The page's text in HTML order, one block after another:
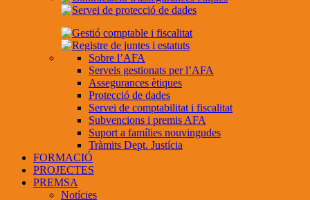
Sobre l’AFA
Serveis gestionats per l’AFA
Assegurances ètiques
Protecció de dades
Servei de comptabilitat i fiscalitat
Subvencions i premis AFA
Suport a famílies nouvingudes
Tràmits Dept. Justícia
FORMACIÓ
PROJECTES
PREMSA
Notícies